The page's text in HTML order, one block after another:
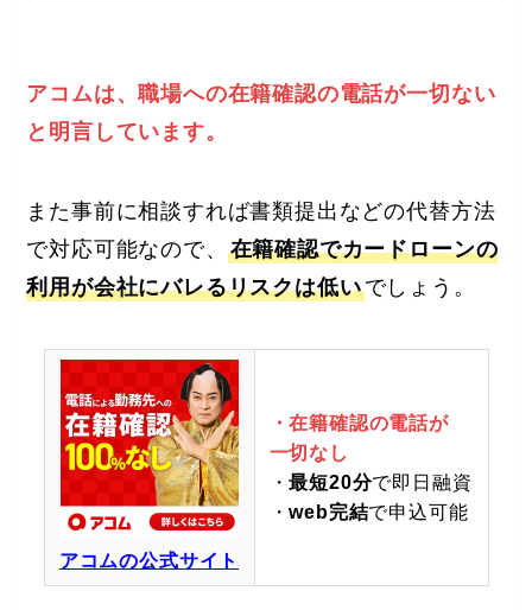
アコムは、職場への在籍確認の電話が一切ない
と明言しています。
また事前に相談すれば書類提出などの代替方法
で対応可能なので、 在籍確認でカードローンの
利用が会社にバレるリスクは低いでしょう。
アコムの公式サイト
・在籍確認の電話が
一切なし
・最短20分で即日融資
・web完結で申込可能